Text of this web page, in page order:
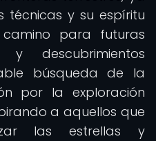
técnicas y su espíritu
para futuras
y descubrimientos
búsqueda de la
por la exploración
a aquellos que
las estrellas y